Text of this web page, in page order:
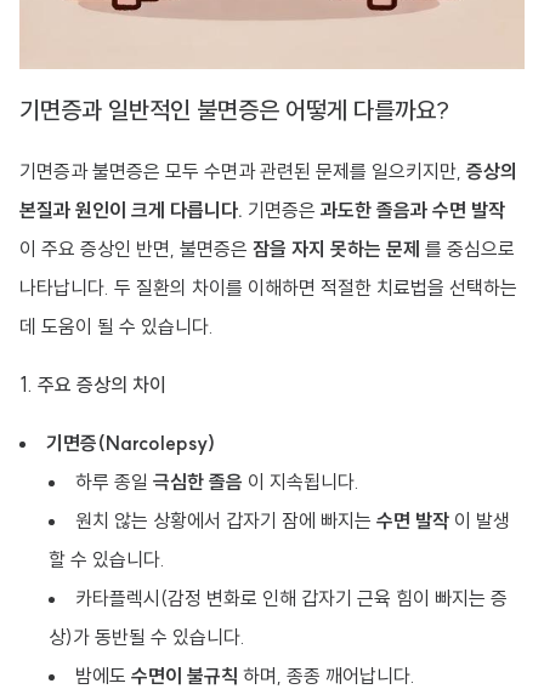
기면증과 일반적인 불면증은 어떻게 다를까요?
기면증과 불면증은 모두 수면과 관련된 문제를 일으키지만, 증상의
본질과 원인이 크게 다릅니다. 기면증은 과도한 졸음과 수면 발작
이 주요 증상인 반면, 불면증은 잠을 자지 못하는 문제 를 중심으로
나타납니다. 두 질환의 차이를 이해하면 적절한 치료법을 선택하는
데 도움이 될 수 있습니다.
1. 주요 증상의 차이
기면증(Narcolepsy)
하루 종일 극심한 졸음 이 지속됩니다.
원치 않는 상황에서 갑자기 잠에 빠지는 수면 발작 이 발생
할 수 있습니다.
카타플렉시(감정 변화로 인해 갑자기 근육 힘이 빠지는 증
상)가 동반될 수 있습니다.
밤에도 수면이 불규칙 하며, 종종 깨어납니다.